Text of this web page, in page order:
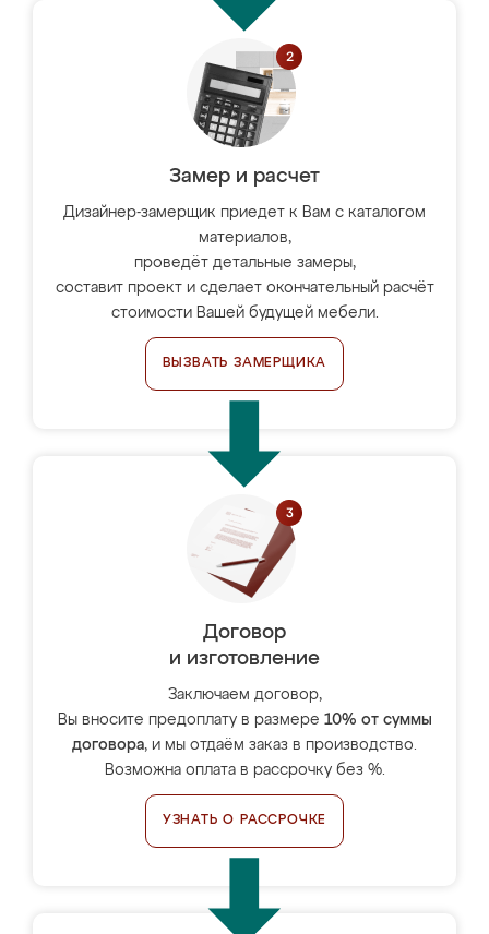
Замер и расчет
Дизайнер-замерщик приедет к Вам с каталогом
материалов,
проведёт детальные замеры,
составит проект и сделает окончательный расчёт
стоимости Вашей будущей мебели.
ВЫЗВАТЬ ЗАМЕРЩИКА
Договор
и изготовление
Заключаем договор,
Вы вносите предоплату в размере 10% от суммы
договора, и мы отдаём заказ в производство.
Возможна оплата в рассрочку без %.
УЗНАТЬ О РАССРОЧКЕ